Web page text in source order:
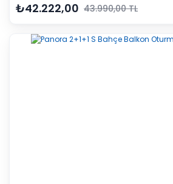
₺42.222,00 43.990,00 TL